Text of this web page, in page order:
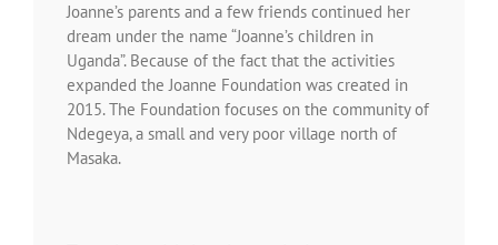
Joanne’s parents and a few friends continued her
dream under the name “Joanne’s children in
Uganda”. Because of the fact that the activities
expanded the Joanne Foundation was created in
2015. The Foundation focuses on the community of
Ndegeya, a small and very poor village north of
Masaka.